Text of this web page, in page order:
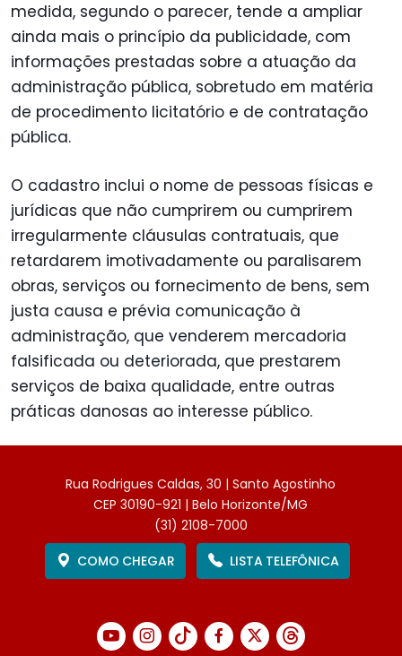
medida, segundo o parecer, tende a ampliar
ainda mais o princípio da publicidade, com
informações prestadas sobre a atuação da
administração pública, sobretudo em matéria
de procedimento licitatório e de contratação
pública.
O cadastro inclui o nome de pessoas físicas e
jurídicas que não cumprirem ou cumprirem
irregularmente cláusulas contratuais, que
retardarem imotivadamente ou paralisarem
obras, serviços ou fornecimento de bens, sem
justa causa e prévia comunicação à
administração, que venderem mercadoria
falsificada ou deteriorada, que prestarem
serviços de baixa qualidade, entre outras
práticas danosas ao interesse público.
Rua Rodrigues Caldas, 30 | Santo Agostinho
CEP 30190-921 | Belo Horizonte/MG
(31) 2108-7000
COMO CHEGAR
LISTA TELEFÔNICA